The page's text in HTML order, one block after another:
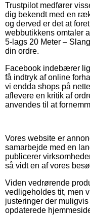
Trustpilot medfører
dig bekendt med en
og derved er det at
webbutikkens omtaler
5-lags 20 Meter –
din ordre.
Facebook indebærer
få indtryk af online
vi endda shops på
aflevere en kritik af
anvendes til at
Vores website er
samarbejde med en
publicerer
så vidt en af vores
Viden vedrørende
vedligeholdes tit, men
justeringer der
opdaterede